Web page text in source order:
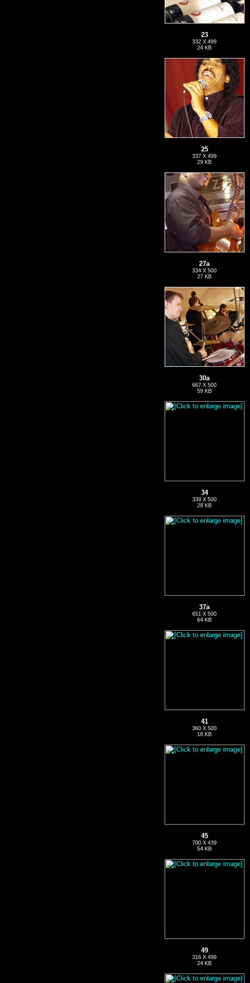
23
332 X 499
24 KB
25
337 X 499
29 KB
27a
334 X 500
27 KB
30a
667 X 500
59 KB
34
339 X 500
28 KB
37a
651 X 500
64 KB
41
360 X 500
18 KB
45
700 X 439
54 KB
49
316 X 499
24 KB